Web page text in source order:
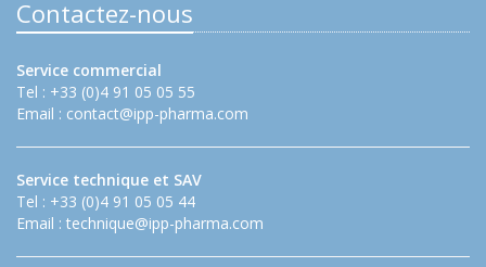
Contactez-nous
Service commercial
Tel : +33 (0)4 91 05 05 55
Email : contact@ipp-pharma.com
Service technique et SAV
Tel : +33 (0)4 91 05 05 44
Email : technique@ipp-pharma.com